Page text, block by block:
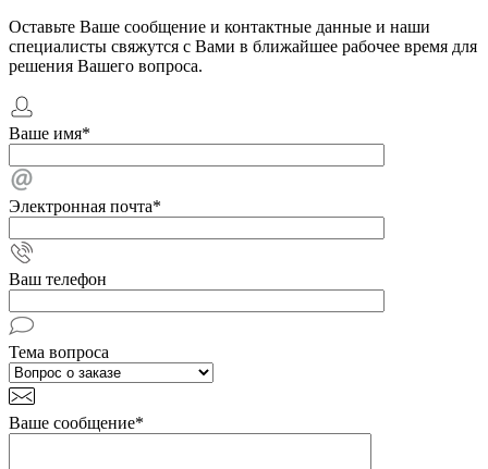
Оставьте Ваше сообщение и контактные данные и наши
специалисты свяжутся с Вами в ближайшее рабочее время для
решения Вашего вопроса.
Ваше имя*
Электронная почта*
Ваш телефон
Тема вопроса
Ваше сообщение*